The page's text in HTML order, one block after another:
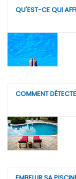
QU'EST-CE QUI
COMMENT